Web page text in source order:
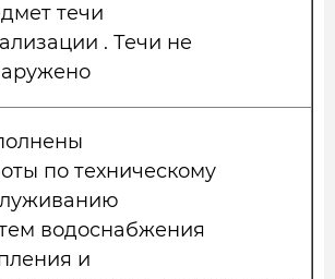
течи
. Течи не
по техническому
водоснабжения
и